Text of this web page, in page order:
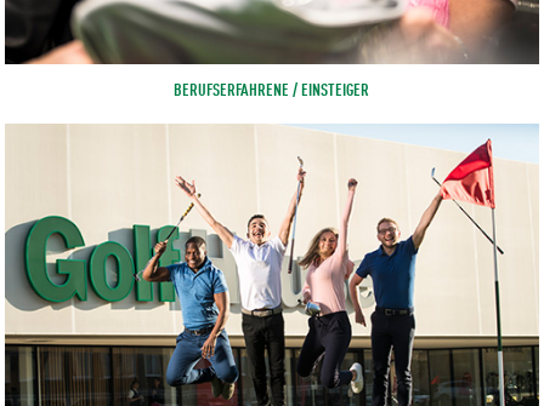
BERUFSERFAHRENE / EINSTEIGER